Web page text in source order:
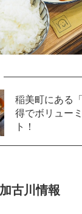
稲美町にある
得でボリュー
ト！
古川情報